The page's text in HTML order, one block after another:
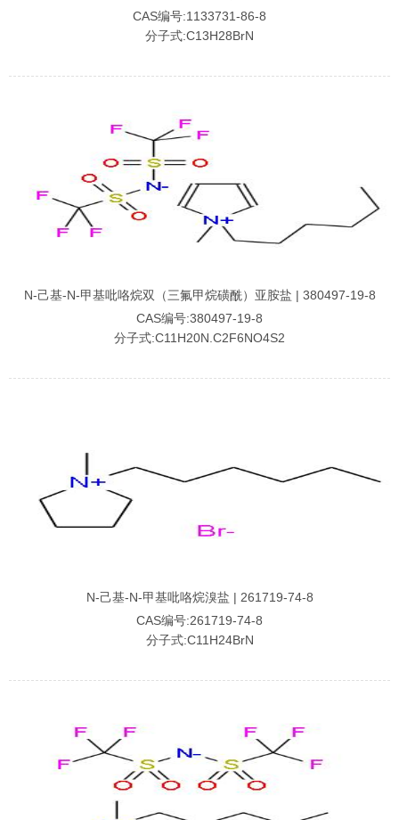
CAS编号:1133731-86-8
分子式:C13H28BrN
N-己基-N-甲基吡咯烷双（三氟甲烷磺酰）亚胺盐 | 380497-19-8
CAS编号:380497-19-8
分子式:C11H20N.C2F6NO4S2
N-己基-N-甲基吡咯烷溴盐 | 261719-74-8
CAS编号:261719-74-8
分子式:C11H24BrN